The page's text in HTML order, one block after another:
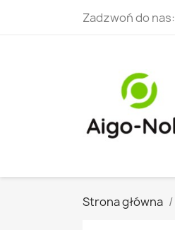
Zadzwoń do nas:
Strona główna